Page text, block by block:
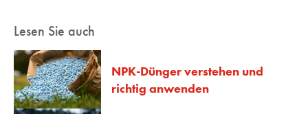
Lesen Sie auch
NPK-Dünger verstehen und
richtig anwenden